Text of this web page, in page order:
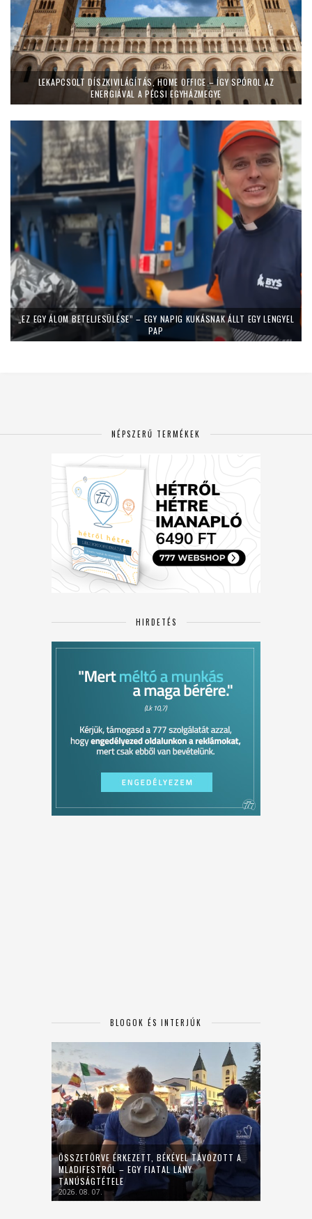
LEKAPCSOLT DÍSZKIVILÁGÍTÁS, HOME OFFICE – ÍGY SPÓROL AZ
ENERGIÁVAL A PÉCSI EGYHÁZMEGYE
„EZ EGY ÁLOM BETELJESÜLÉSE” – EGY NAPIG KUKÁSNAK ÁLLT EGY LENGYEL
PAP
NÉPSZERŰ TERMÉKEK
HIRDETÉS
BLOGOK ÉS INTERJÚK
ÖSSZETÖRVE ÉRKEZETT, BÉKÉVEL TÁVOZOTT A
MLADIFESTRŐL – EGY FIATAL LÁNY
TANÚSÁGTÉTELE
2026. 08. 07.